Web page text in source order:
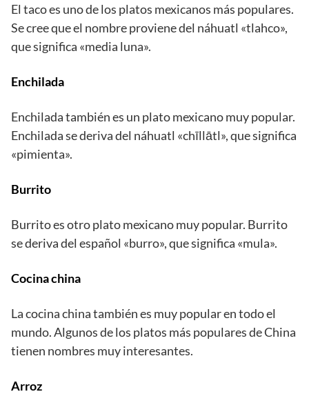
El taco es uno de los platos mexicanos más populares.
Se cree que el nombre proviene del náhuatl «tlahco»,
que significa «media luna».
Enchilada
Enchilada también es un plato mexicano muy popular.
Enchilada se deriva del náhuatl «chīllātl», que significa
«pimienta».
Burrito
Burrito es otro plato mexicano muy popular. Burrito
se deriva del español «burro», que significa «mula».
Cocina china
La cocina china también es muy popular en todo el
mundo. Algunos de los platos más populares de China
tienen nombres muy interesantes.
Arroz